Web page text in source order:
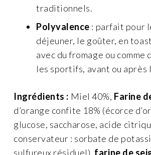
traditionnels.
Polyvalence : parfait pour
déjeuner, le goûter, en
avec du fromage ou comme
les sportifs, avant ou après
Ingrédients : Miel 40%, Farine
d’orange confite 18% (écorce
glucose, saccharose, acide
conservateur : sorbate de
sulfureux résiduel), farine de